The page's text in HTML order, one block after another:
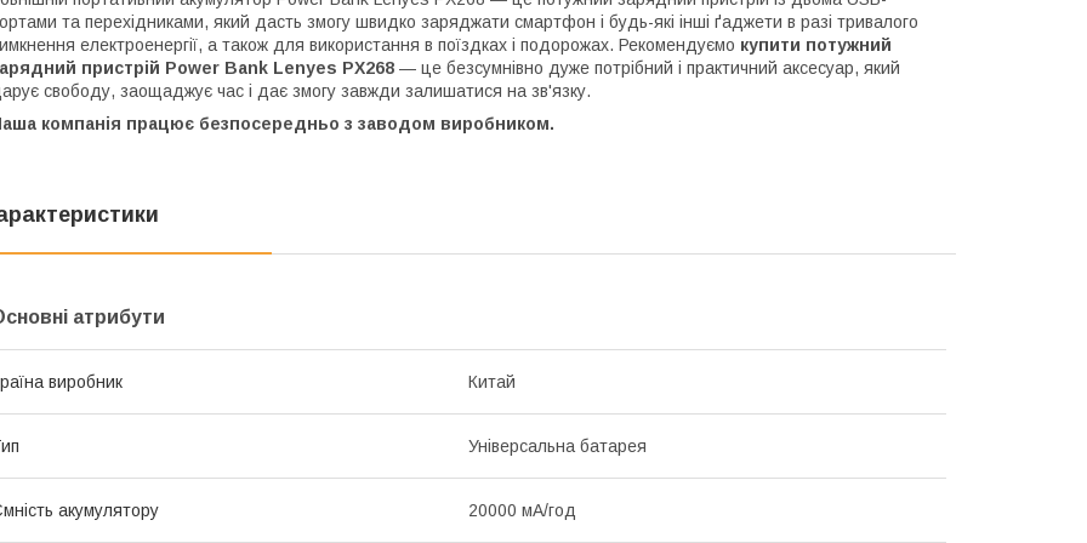
та перехідниками, який дасть змогу швидко заряджати смартфон і будь-які інші ґаджети в разі тривалого
електроенергії, а також для використання в поїздках і подорожах. Рекомендуємо купити потужний
пристрій Power Bank Lenyes PX268 — це безсумнівно дуже потрібний і практичний аксесуар, який
свободу, заощаджує час і дає змогу завжди залишатися на зв'язку.
компанія працює безпосередньо з заводом виробником.
атрибути
виробник Китай
Універсальна батарея
акумулятору 20000 мА/год